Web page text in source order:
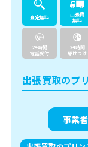
査定無料
出張費
無料
24時間
電話受付
24時間
駆けつけ
出張買取のプ
事業